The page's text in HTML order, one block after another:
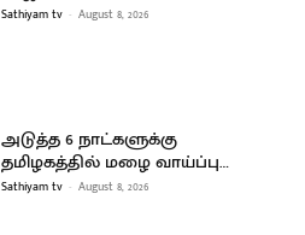
Sathiyam tv - August 8, 2026
அடுத்த 6 நாட்களுக்கு
தமிழகத்தில் மழை வாய்ப்பு…
Sathiyam tv - August 8, 2026